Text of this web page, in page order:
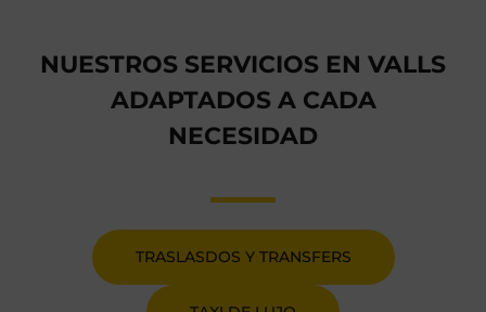
NUESTROS SERVICIOS EN VALLS
ADAPTADOS A CADA
NECESIDAD
TRASLASDOS Y TRANSFERS